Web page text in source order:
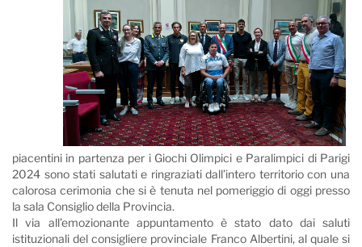
piacentini in partenza per i Giochi Olimpici e Paralimpici di Parigi
2024 sono stati salutati e ringraziati dall’intero territorio con una
calorosa cerimonia che si è tenuta nel pomeriggio di oggi presso
la sala Consiglio della Provincia.
Il via all’emozionante appuntamento è stato dato dai saluti
istituzionali del consigliere provinciale Franco Albertini, al quale si